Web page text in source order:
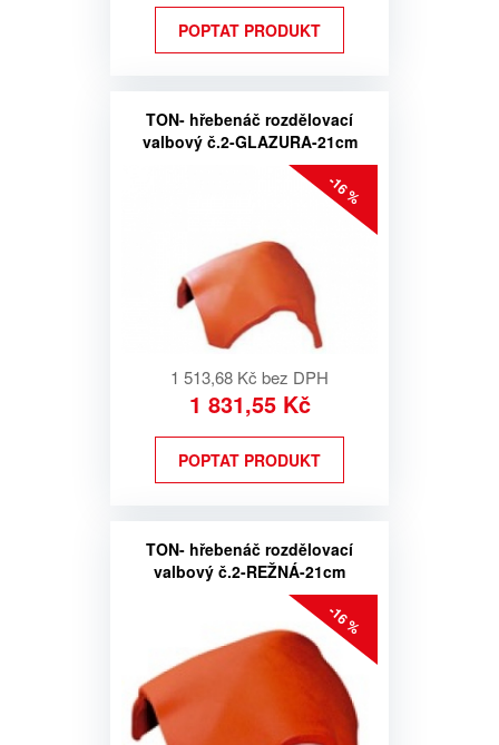
POPTAT PRODUKT
TON- hřebenáč rozdělovací
valbový č.2-GLAZURA-21cm
-16 %
1 513,68 Kč bez DPH
1 831,55 Kč
POPTAT PRODUKT
TON- hřebenáč rozdělovací
valbový č.2-REŽNÁ-21cm
-16 %